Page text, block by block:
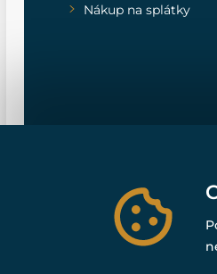
Nákup na splátky